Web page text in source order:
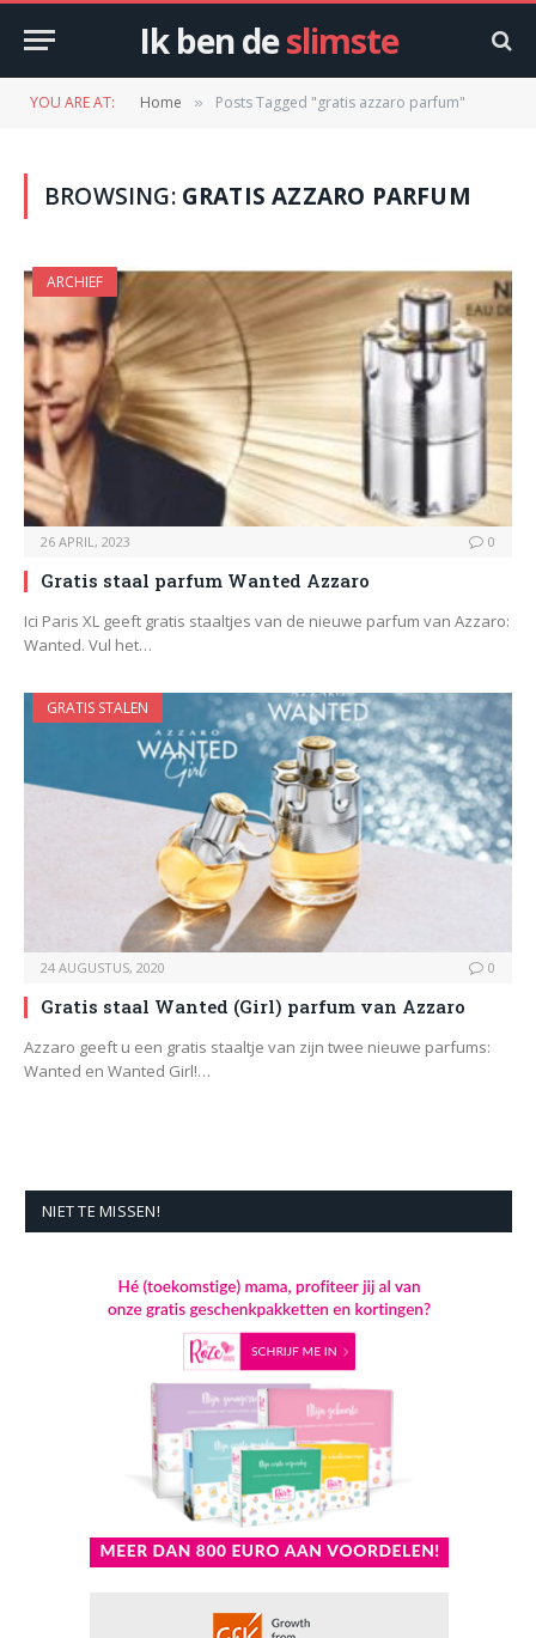
Ik ben deslimste
YOU ARE AT: Home » Posts Tagged "gratis azzaro parfum"
BROWSING: GRATIS AZZARO PARFUM
ARCHIEF
26 APRIL, 2023 0
Gratis staal parfum Wanted Azzaro
Ici Paris XL geeft gratis staaltjes van de nieuwe parfum van Azzaro:
Wanted. Vul het…
GRATIS STALEN
24 AUGUSTUS, 2020 0
Gratis staal Wanted (Girl) parfum van Azzaro
Azzaro geeft u een gratis staaltje van zijn twee nieuwe parfums:
Wanted en Wanted Girl!…
NIET TE MISSEN!